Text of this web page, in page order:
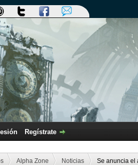
Regístrate
Alpha Zone Noticias Se anuncia el